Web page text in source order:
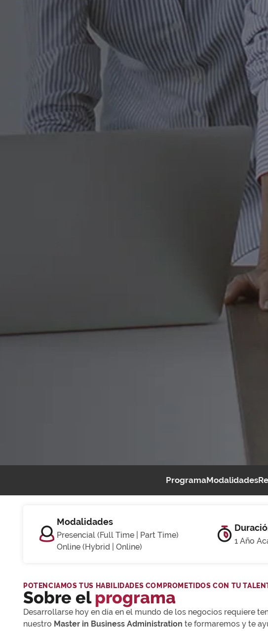
ProgramaModalidades
Modalidades
Presencial (Full Time | Part Time)
Online (Hybrid | Online)
1 Año
POTENCIAMOS TUS HABILIDADES COMPROMETIDOS CON TU
Sobre elprograma
Desarrollarse hoy en día en el mundo de los negocios requiere
nuestro Master in Business Administration te formaremos y te